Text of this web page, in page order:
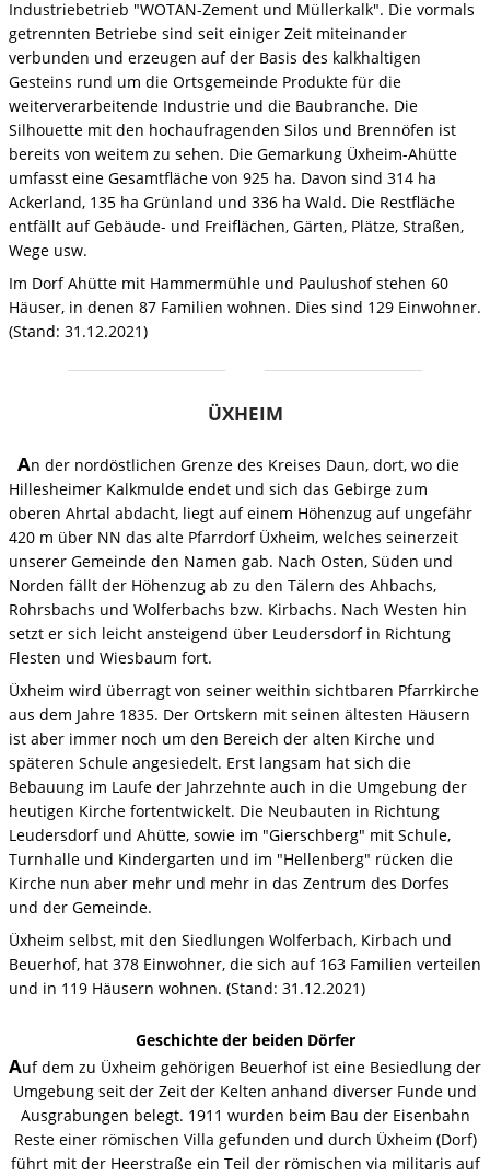
Industriebetrieb "WOTAN-Zement und Müllerkalk". Die vormals
getrennten Betriebe sind seit einiger Zeit miteinander
verbunden und erzeugen auf der Basis des kalkhaltigen
Gesteins rund um die Ortsgemeinde Produkte für die
weiterverarbeitende Industrie und die Baubranche. Die
Silhouette mit den hochaufragenden Silos und Brennöfen ist
bereits von weitem zu sehen. Die Gemarkung Üxheim-Ahütte
umfasst eine Gesamtfläche von 925 ha. Davon sind 314 ha
Ackerland, 135 ha Grünland und 336 ha Wald. Die Restfläche
entfällt auf Gebäude- und Freiflächen, Gärten, Plätze, Straßen,
Wege usw.
Im Dorf Ahütte mit Hammermühle und Paulushof stehen 60
Häuser, in denen 87 Familien wohnen. Dies sind 129 Einwohner.
(Stand: 31.12.2021)
ÜXHEIM
An der nordöstlichen Grenze des Kreises Daun, dort, wo die
Hillesheimer Kalkmulde endet und sich das Gebirge zum
oberen Ahrtal abdacht, liegt auf einem Höhenzug auf ungefähr
420 m über NN das alte Pfarrdorf Üxheim, welches seinerzeit
unserer Gemeinde den Namen gab. Nach Osten, Süden und
Norden fällt der Höhenzug ab zu den Tälern des Ahbachs,
Rohrsbachs und Wolferbachs bzw. Kirbachs. Nach Westen hin
setzt er sich leicht ansteigend über Leudersdorf in Richtung
Flesten und Wiesbaum fort.
Üxheim wird überragt von seiner weithin sichtbaren Pfarrkirche
aus dem Jahre 1835. Der Ortskern mit seinen ältesten Häusern
ist aber immer noch um den Bereich der alten Kirche und
späteren Schule angesiedelt. Erst langsam hat sich die
Bebauung im Laufe der Jahrzehnte auch in die Umgebung der
heutigen Kirche fortentwickelt. Die Neubauten in Richtung
Leudersdorf und Ahütte, sowie im "Gierschberg" mit Schule,
Turnhalle und Kindergarten und im "Hellenberg" rücken die
Kirche nun aber mehr und mehr in das Zentrum des Dorfes
und der Gemeinde.
Üxheim selbst, mit den Siedlungen Wolferbach, Kirbach und
Beuerhof, hat 378 Einwohner, die sich auf 163 Familien verteilen
und in 119 Häusern wohnen. (Stand: 31.12.2021)
Geschichte der beiden Dörfer
Auf dem zu Üxheim gehörigen Beuerhof ist eine Besiedlung der
Umgebung seit der Zeit der Kelten anhand diverser Funde und
Ausgrabungen belegt. 1911 wurden beim Bau der Eisenbahn
Reste einer römischen Villa gefunden und durch Üxheim (Dorf)
führt mit der Heerstraße ein Teil der römischen via militaris auf